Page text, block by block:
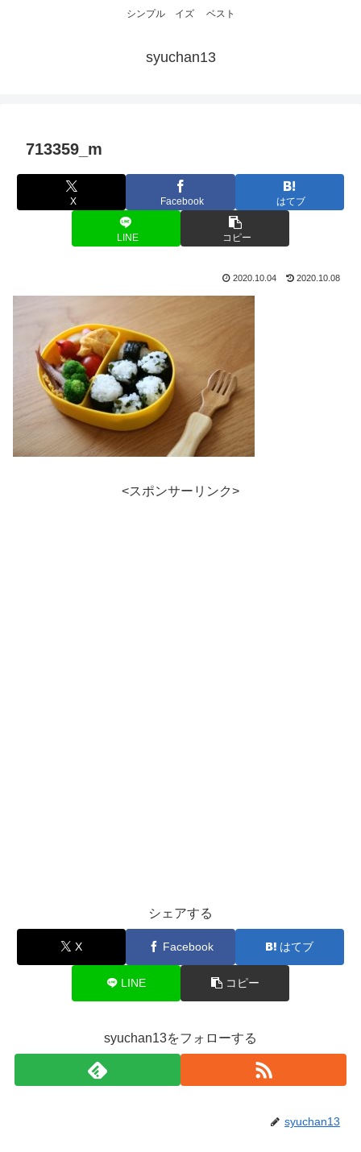
シンプル イズ ベスト
syuchan13
713359_m
X Facebook はてブ
LINE コピー
2020.10.04 2020.10.08
<スポンサーリンク>
シェアする
X Facebook はてブ
LINE コピー
syuchan13をフォローする
syuchan13